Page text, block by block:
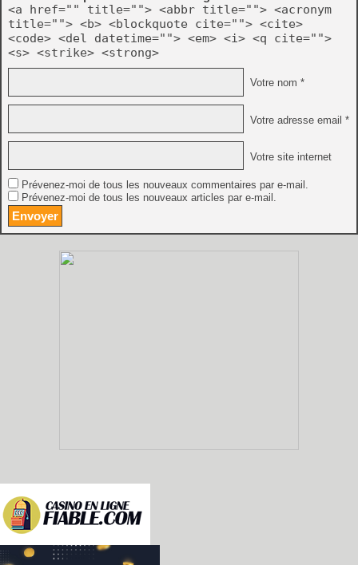
<a href="" title=""> <abbr title=""> <acronym
title=""> <b> <blockquote cite=""> <cite>
<code> <del datetime=""> <em> <i> <q cite="">
<s> <strike> <strong>
Votre nom *
Votre adresse email *
Votre site internet
Prévenez-moi de tous les nouveaux commentaires par e-mail.
Prévenez-moi de tous les nouveaux articles par e-mail.